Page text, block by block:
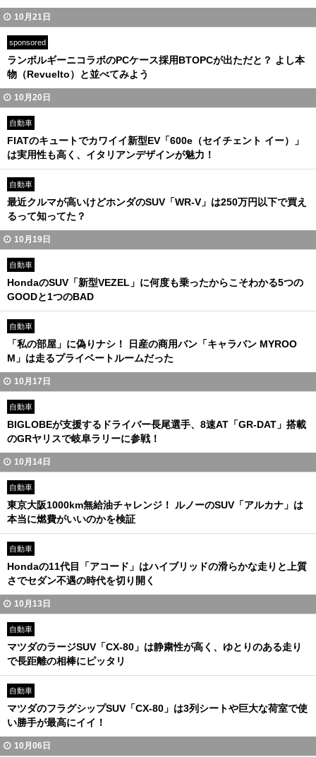
10月21日
sponsored
ランボルギーニコラボのPCケース採用BTOPCが出ただと？ よし本
物（Revuelto）と並べてみよう
10月20日
自動車
FIATのキュートでカワイイ新型EV「600e（セイチェント イー）」
は実用性も高く、イタリアンデザインが魅力！
自動車
最近クルマが高いけどホンダのSUV「WR-V」は250万円以下で買え
るって知ってた？
10月19日
自動車
HondaのSUV「新型VEZEL」に何度も乗ったからこそわかる5つの
GOODと1つのBAD
自動車
「私の部屋」に偽りナシ！ 日産の商用バン「キャラバン MYROO
M」は走るプライベートルームだった
10月17日
自動車
BIGLOBEが支援するドライバー長尾選手、8速AT「GR-DAT」搭載
のGRヤリスで岐阜ラリーに参戦！
10月14日
自動車
東京大阪1000km無給油チャレンジ！ ルノーのSUV「アルカナ」は
本当に燃費がいいのかを検証
自動車
Hondaの11代目「アコード」はハイブリッドの滑らかな走りと上質
さでセダン不遇の時代を切り開く
10月13日
自動車
マツダのラージSUV「CX-80」は静粛性が高く、ゆとりのある走り
で長距離の相棒にピッタリ
自動車
マツダのフラグシップSUV「CX-80」は3列シートや巨大な荷室で使
い勝手が最高にイイ！
10月06日